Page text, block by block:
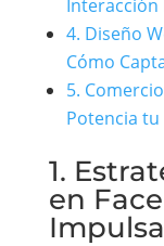
Interacción
4. Diseño
Cómo
5.
Potencia
1.
en